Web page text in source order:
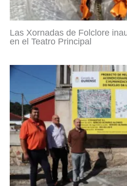
Las Xornadas de Folclore
en el Teatro Principal